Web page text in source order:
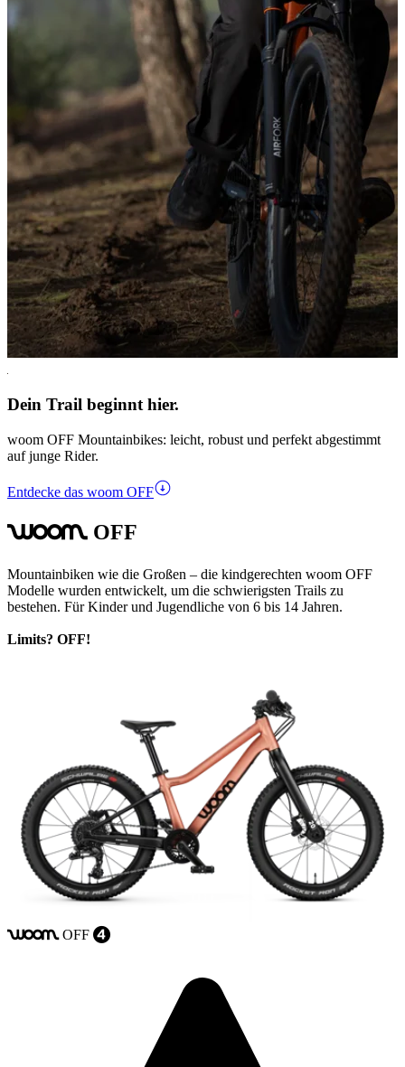
Dein Trail beginnt hier.
woom OFF Mountainbikes: leicht, robust und perfekt abgestimmt
auf junge Rider.
Entdecke das woom OFF
woom OFF
Mountainbiken wie die Großen – die kindgerechten woom OFF
Modelle wurden entwickelt, um die schwierigsten Trails zu
bestehen. Für Kinder und Jugendliche von 6 bis 14 Jahren.
Limits? OFF!
woom OFF 4